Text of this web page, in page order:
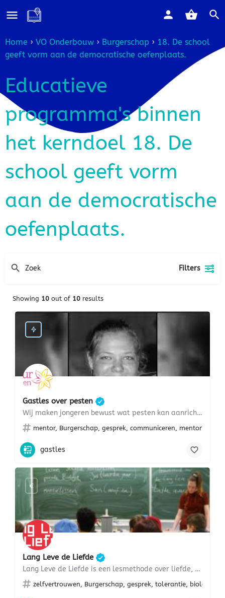
Home › VO Onderbouw › Burgerschap › 18. De school
geeft vorm aan de democratische oefenplaats.
Educatieve
programma's binnen
het kerndoel 18. De
school geeft vorm
aan de democratische
oefenplaats.
Filters
Showing 10 out of 10 results
Gastles over pesten
Wij maken jongeren bewust wat pesten kan aanrichten
mentor, Burgerschap, gesprek, communiceren, mentorles,
gastles
Lang Leve de Liefde
Lang Leve de Liefde is een lesmethode over liefde, relaties, veilig vrijen en seksualiteit voor het…
zelfvertrouwen, Burgerschap, gesprek, tolerantie, biologie,
€